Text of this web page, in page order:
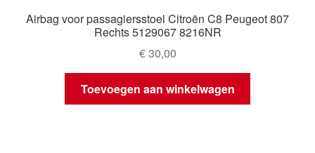
Airbag voor passagiersstoel Citroën C8 Peugeot 807
Rechts 5129067 8216NR
€30,00
Toevoegen aan winkelwagen